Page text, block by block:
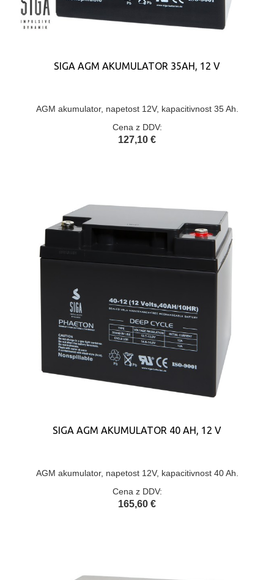
SIGA AGM AKUMULATOR 35AH, 12 V
AGM akumulator, napetost 12V, kapacitivnost 35 Ah.
Cena z DDV:
127,10 €
SIGA AGM AKUMULATOR 40 AH, 12 V
AGM akumulator, napetost 12V, kapacitivnost 40 Ah.
Cena z DDV:
165,60 €